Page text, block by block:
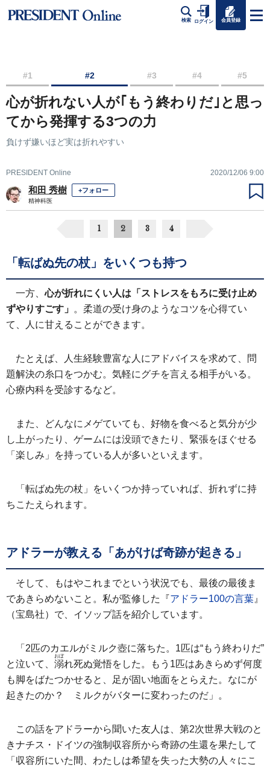
検索 ログイン 会員登録
#1 #2 #3 #4 #5
心が折れない人が｢もう終わりだ｣と思っ
てから発揮する3つの力
負けず嫌いほど実は折れやすい
PRESIDENT Online 2020/12/06 9:00
和田 秀樹 +フォロー
精神科医
1 2 3 4
「転ばぬ先の杖」をいくつも持つ
一方、心が折れにくい人は「ストレスをもろに受け止め
ずやりすごす」 。柔道の受け身のようなコツを心得てい
て、人に甘えることができます。
たとえば、人生経験豊富な人にアドバイスを求めて、問
題解決の糸口をつかむ。気軽にグチを言える相手がいる。
心療内科を受診するなど。
また、どんなにメゲていても、好物を食べると気分が少
し上がったり、ゲームには没頭できたり、緊張をほぐせる
「楽しみ」を持っている人が多いといえます。
「転ばぬ先の杖」をいくつか持っていれば、折れずに持
ちこたえられます。
アドラーが教える「あがけば奇跡が起きる」
そして、もはやこれまでという状況でも、最後の最後ま
であきらめないこと。私が監修した『アドラー100の言葉 』
（宝島社）で、イソップ話を紹介しています。
「2匹のカエルがミルク壺に落ちた。1匹は“もう終わりだ”
と泣いて、 溺
おぼ
れ死ぬ覚悟をした。もう1匹はあきらめず何度
も脚をばたつかせると、足が固い地面をとらえた。なにが
起きたのか？ ミルクがバターに変わったのだ」。
この話をアドラーから聞いた友人は、第2次世界大戦のと
きナチス・ドイツの強制収容所から奇跡の生還を果たして
「収容所にいた間、わたしは希望を失った大勢の人々にこ